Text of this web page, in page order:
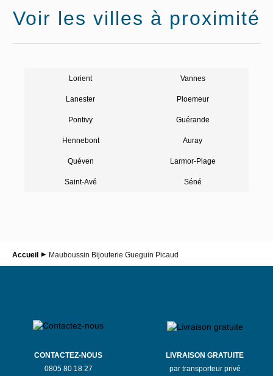
Voir les villes à proximité
Lorient Vannes
Lanester Ploemeur
Pontivy Guérande
Hennebont Auray
Quéven Larmor-Plage
Saint-Avé Séné
Accueil Mauboussin Bijouterie Gueguin Picaud
CONTACTEZ-NOUS
0805 80 18 27
LIVRAISON GRATUITE
par transporteur privé